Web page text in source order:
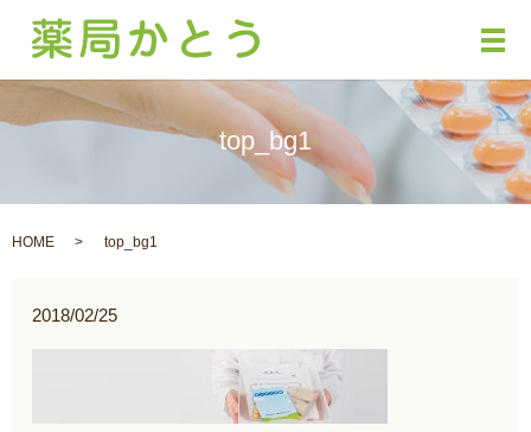
メ
top_bg1
HOME top_bg1
2018/02/25